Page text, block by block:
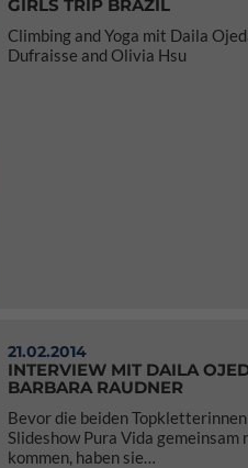
GIRLS TRIP BRAZIL
Climbing and Yoga mit Daila
Dufraisse and Olivia Hsu
21.02.2014
INTERVIEW MIT DAILA
BARBARA RAUDNER
Bevor die beiden
Slideshow Pura Vida gemeinsam
kommen, haben sie…